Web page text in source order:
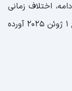
اختلاف زمانی
برخی از شهرهای مهم کانادا با ایران در تاریخ ۱ ژوئن ۲۰۲۵ آورده